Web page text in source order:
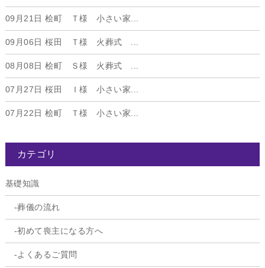
09月21日 桧町 Ｔ様 小さい家...
09月06日 桜田 Ｔ様 火葬式 ...
08月08日 桧町 Ｓ様 火葬式 ...
07月27日 桜田 Ｉ様 小さい家...
07月22日 桧町 Ｔ様 小さい家...
カテゴリ
基礎知識
葬儀の流れ
初めて喪主になる方へ
よくあるご質問